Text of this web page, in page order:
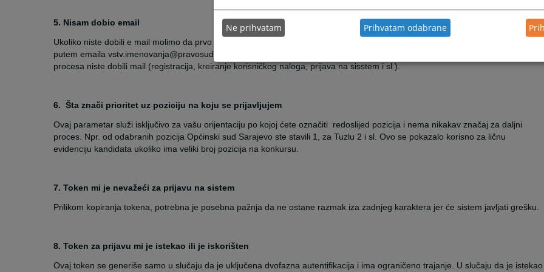
5. Nisam dobio email
Ukoliko niste dobili e mail molimo da prvo provjerite junk ili spam poštu u svom inboxu. Ukoliko ga niste pronašli potrebno je da
putem emaila vstv.imenovanja@pravosudje.ba kontaktirate Odjel za imenovanje i napredovanje i tačno navedete u kojoj fazi
procesa niste dobili mail (registracija, kreiranje korisničkog naloga, prijava na sisstem i sl.).
6. Šta znači prioritet uz poziciju na koju se prijavljujem
Ovaj parametar služi isključivo za vašu orijentaciju po kojoj ćete označiti
redoslijed pozicija i nema nikakav značaj za daljni
proces. Npr. od odabranih pozicija Općinski sud Sarajevo ste stavili 1, za Tuzlu 2 i sl. Ovo se pokazalo korisno za ličnu
evidenciju kandidata ukoliko ima veliki broj pozicija na konkursu.
7. Token mi je nevažeći za prijavu na sistem
Prilikom kopiranja tokena, potrebna je posebna pažnja da ne ostane razmak iza zadnjeg karaktera jer će sistem javljati grešku.
8. Token za prijavu mi je istekao ili je iskorišten
Ovaj token se generiše samo u slučaju da je uključena dvofazna autentifikacija i ima ograničeno trajanje. U slučaju da je istekao
Ne prihvatam Prihvatam odabrane